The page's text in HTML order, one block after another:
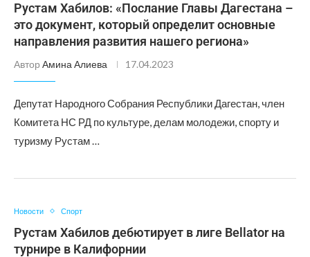
Рустам Хабилов: «Послание Главы Дагестана –
это документ, который определит основные
направления развития нашего региона»
Автор Амина Алиева 17.04.2023
Депутат Народного Собрания Республики Дагестан, член
Комитета НС РД по культуре, делам молодежи, спорту и
туризму Рустам …
Новости Спорт
Рустам Хабилов дебютирует в лиге Bellator на
турнире в Калифорнии